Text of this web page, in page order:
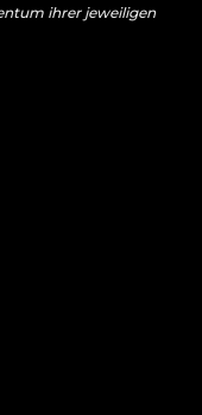
ihrer jeweiligen